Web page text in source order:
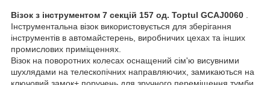
Візок з інструментом 7 секцій 157 од. Toptul GCAJ0060
Інструментальна візок використовується для зберігання
інструментів в автомайстерень, виробничих цехах та інших
промислових приміщеннях.
Візок на поворотних колесах оснащений сім'ю висувними
шухлядами на телескопічних направляючих, замикаються на
ключовий замок+ поручень для зручного переміщення тумби